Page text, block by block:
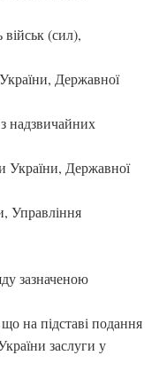
(сил),
Державної
надзвичайних
України, Державної
Управління
зазначеною
на підставі подання
заслуги у